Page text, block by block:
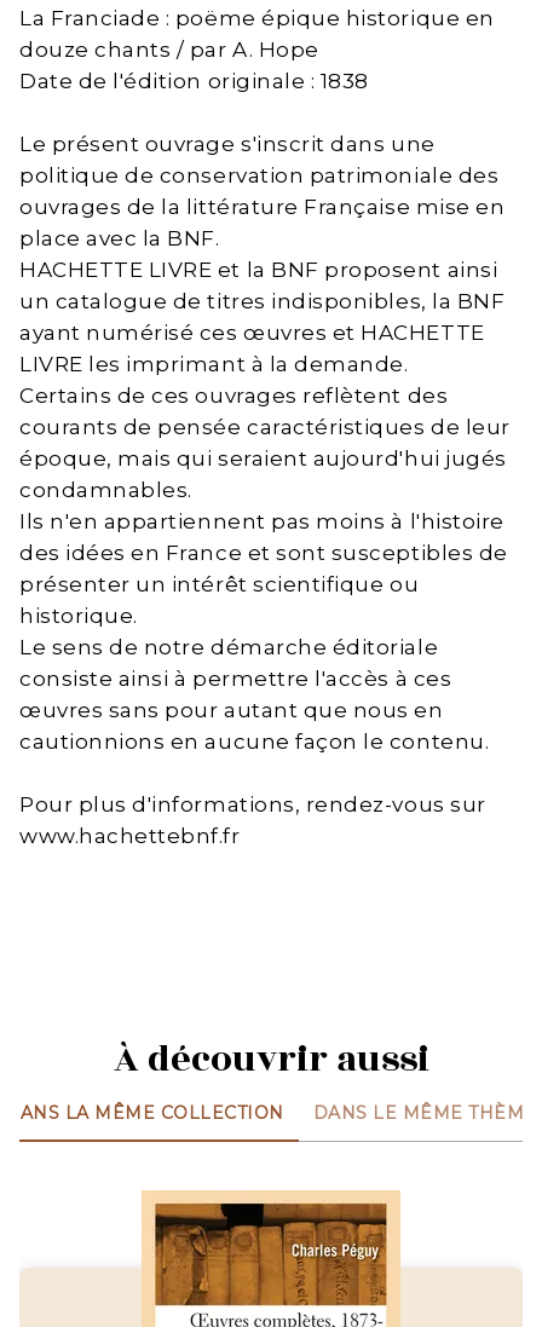
La Franciade : poëme épique historique en
douze chants / par A. Hope
Date de l'édition originale : 1838
Le présent ouvrage s'inscrit dans une
politique de conservation patrimoniale des
ouvrages de la littérature Française mise en
place avec la BNF.
HACHETTE LIVRE et la BNF proposent ainsi
un catalogue de titres indisponibles, la BNF
ayant numérisé ces œuvres et HACHETTE
LIVRE les imprimant à la demande.
Certains de ces ouvrages reflètent des
courants de pensée caractéristiques de leur
époque, mais qui seraient aujourd'hui jugés
condamnables.
Ils n'en appartiennent pas moins à l'histoire
des idées en France et sont susceptibles de
présenter un intérêt scientifique ou
historique.
Le sens de notre démarche éditoriale
consiste ainsi à permettre l'accès à ces
œuvres sans pour autant que nous en
cautionnions en aucune façon le contenu.
Pour plus d'informations, rendez-vous sur
www.hachettebnf.fr
À découvrir aussi
DANS LA MÊME COLLECTION DANS LE MÊME THÈME